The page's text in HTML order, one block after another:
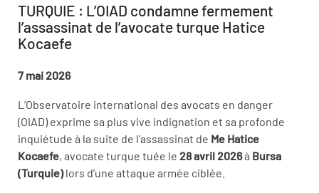
TURQUIE : L’OIAD condamne fermement
l’assassinat de l’avocate turque Hatice
Kocaefe
7 mai 2026
L’Observatoire international des avocats en danger
(OIAD) exprime sa plus vive indignation et sa profonde
inquiétude à la suite de l’assassinat de Me Hatice
Kocaefe, avocate turque tuée le 28 avril 2026à Bursa
(Turquie)lors d’une attaque armée ciblée.